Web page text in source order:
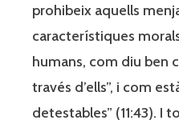
prohibeix aquells
característiques
humans, com diu ben
través d’ells”, i com
detestables” (11:43). I